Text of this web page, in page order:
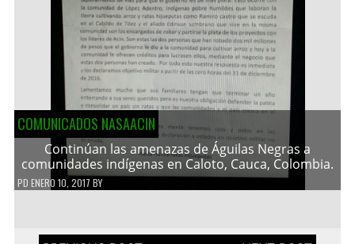
COMUNICADOS NASAACIN
Continúan las amenazas de Águilas Negras a
comunidades indígenas en Caloto, Cauca, Colombia.
PD ENERO 10, 2017 BY